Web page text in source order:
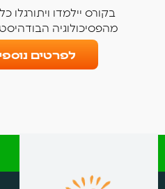
בקורס יילמדו ויתורגלו
מהפסיכולוגיה
לפרטים